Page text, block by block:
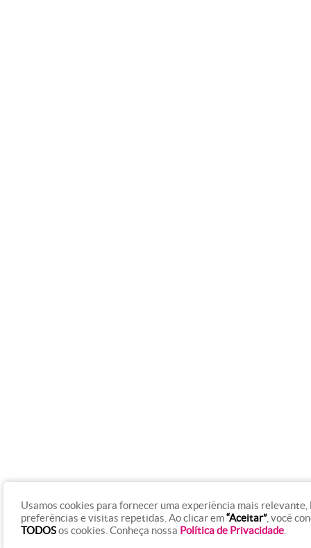
Usamos cookies para fornecer uma experiência mais relevante,
preferências e visitas repetidas. Ao clicar em“Aceitar”, você
TODOSos cookies. Conheça nossa Política de Privacidade.